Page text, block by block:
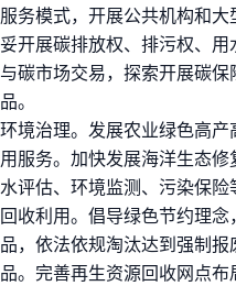
服务模式，开展公共机构和
妥开展碳排放权、排污权、
与碳市场交易，探索开展碳
品。
环境治理。发展农业绿色高
用服务。加快发展海洋生态
水评估、环境监测、污染保险
回收利用。倡导绿色节约理
品，依法依规淘汰达到强制
品。完善再生资源回收网点